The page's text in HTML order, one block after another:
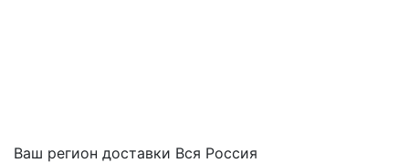
Ваш регион доставки Вся Россия